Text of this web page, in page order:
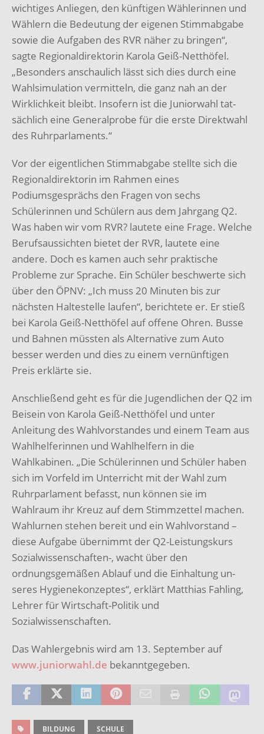
wichtiges Anliegen, den künftigen Wählerinnen und
Wählern die Bedeutung der eigenen Stimmabgabe
sowie die Aufgaben des RVR näher zu bringen“,
sagte Regionaldirektorin Karola Geiß-Netthöfel.
„Besonders anschaulich lässt sich dies durch eine
Wahlsimulation vermitteln, die ganz nah an der
Wirklichkeit bleibt. Insofern ist die Juniorwahl tat­
sächlich eine Generalprobe für die erste Direktwahl
des Ruhrparlaments.“
Vor der eigentlichen Stimmabgabe stellte sich die
Regionaldirektorin im Rahmen ei­nes
Podiumsgesprächs den Fragen von sechs
Schülerinnen und Schülern aus dem Jahrgang Q2.
Was haben wir vom RVR? lautete eine Frage. Welche
Berufsaussichten bietet der RVR, lautete eine
andere. Doch es kamen auch sehr praktische
Probleme zur Sprache. Ein Schüler beschwerte sich
über den ÖPNV: „Ich muss 20 Minuten bis zur
nächsten Haltestelle laufen“, berichtete er. Er stieß
bei Karola Geiß-Netthöfel auf offene Ohren. Busse
und Bahnen müssten als Alternative zum Auto
besser werden und dies zu einem vernünftigen
Preis erklärte sie.
Anschließend geht es für die Jugendlichen der Q2 im
Beisein von Karola Geiß-Netthöfel und unter
Anleitung des Wahlvorstandes und einem Team aus
Wahlhelferinnen und Wahlhelfern in die
Wahlkabinen. „Die Schülerinnen und Schüler haben
sich im Vorfeld im Unterricht mit der Wahl zum
Ruhrparlament befasst, nun können sie im
Wahlraum ihr Kreuz auf dem Stimmzettel machen.
Wahlurnen stehen bereit und ein Wahlvorstand –
diese Aufgabe übernimmt der Q2-Leistungskurs
Sozi­alwissenschaften-, wacht über den
ordnungsgemäßen Ablauf und die Einhaltung un­
seres Hygienekonzeptes“, erklärt Matthias Fahling,
Lehrer für Wirtschaft-Politik und
Sozialwissenschaften.
Das Wahlergebnis wird am 13. September auf
www.juniorwahl.de bekanntgegeben.
BILDUNG SCHULE